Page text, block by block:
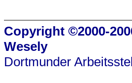
Copyright ©2000-
Wesely
Dortmunder